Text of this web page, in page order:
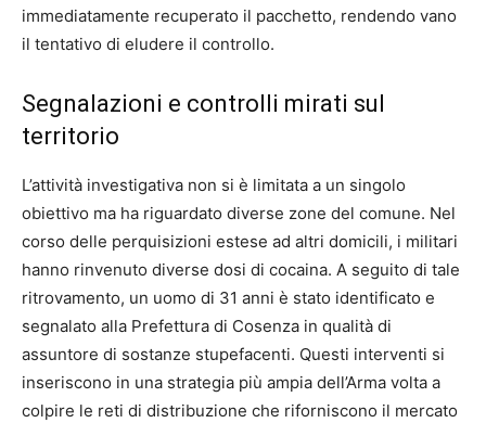
immediatamente recuperato il pacchetto, rendendo vano
il tentativo di eludere il controllo.
Segnalazioni e controlli mirati sul
territorio
L’attività investigativa non si è limitata a un singolo
obiettivo ma ha riguardato diverse zone del comune. Nel
corso delle perquisizioni estese ad altri domicili, i militari
hanno rinvenuto diverse dosi di cocaina. A seguito di tale
ritrovamento, un uomo di 31 anni è stato identificato e
segnalato alla Prefettura di Cosenza in qualità di
assuntore di sostanze stupefacenti. Questi interventi si
inseriscono in una strategia più ampia dell’Arma volta a
colpire le reti di distribuzione che riforniscono il mercato